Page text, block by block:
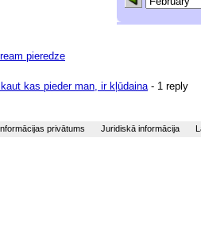
pieredze
kas pieder man, ir kļūdaina - 1 reply
privātums Juridiskā informācija